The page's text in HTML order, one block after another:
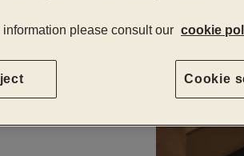
information please consult our cookie
Cookie